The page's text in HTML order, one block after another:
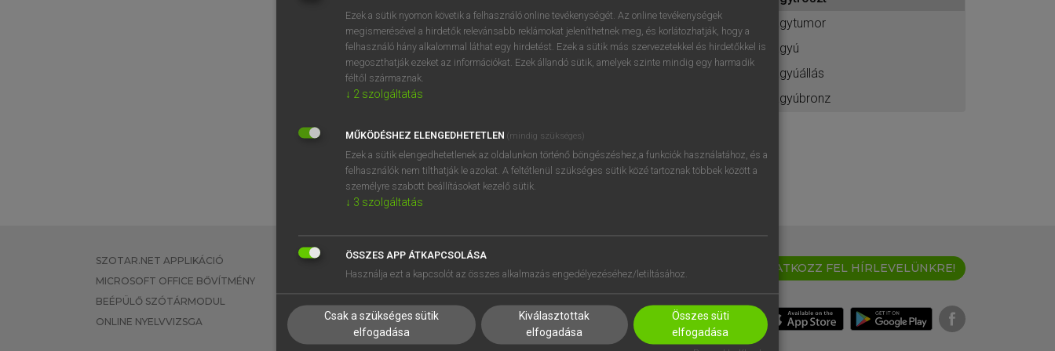
BELÉPÉS
próbaverziójának elindításához
regisztrálok ésbelépek.
REGISZTRÁCIÓ
agytumor
ágyú
ágyúállás
ágyúbronz
SZOTAR.NET APPLIKÁCIÓ
MICROSOFT OFFICE BŐVÍTMÉNY
BEÉPÜLŐ SZÓTÁRMODUL
ONLINE NYELVVIZSGA
EGYÉNI FELHASZNÁLÓKNAK
TANULÓKNAK
VÁLLALATI MEGOLDÁSOK
SÚGÓ
RÓLUNK
SÜTI BEÁLLÍTÁSOK
IRATKOZZ FEL HÍRLEVELÜNKRE!
Ezek a sütik nyomon követik a felhasználó online tevékenységét. Az online tevékenységek
megismerésével a hirdetők relevánsabb reklámokat jeleníthetnek meg, és korlátozhatják, hogy a
felhasználó hány alkalommal láthat egy hirdetést. Ezek a sütik más szervezetekkel és hirdetőkkel is
megoszthatják ezeket az információkat. Ezek állandó sütik, amelyek szinte mindig egy harmadik
féltől származnak.
↓ 2 szolgáltatás
MŰKÖDÉSHEZ ELENGEDHETETLEN (mindig szükséges)
Ezek a sütik elengedhetetlenek az oldalunkon történő böngészéshez,a funkciók használatához, és a
felhasználók nem tilthatják le azokat. A feltétlenül szükséges sütik közé tartoznak többek között a
személyre szabott beállításokat kezelő sütik.
↓ 3 szolgáltatás
ÖSSZES APP ÁTKAPCSOLÁSA
Használja ezt a kapcsolót az összes alkalmazás engedélyezéséhez/letiltásához.
Csak a szükséges sütik
elfogadása
Kiválasztottak
elfogadása
Összes süti
elfogadása